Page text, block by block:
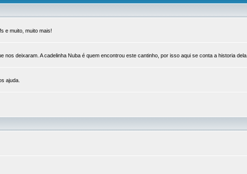
e muito, muito mais!
deixaram. A cadelinha Nuba é quem encontrou este cantinho, por isso aqui se conta a historia dela.
ajuda.